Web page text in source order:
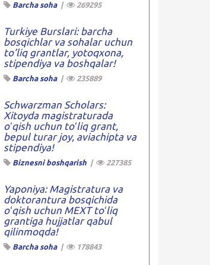
Barcha soha| 269295
Turkiye Burslari: barcha
bosqichlar va sohalar uchun
to’liq grantlar, yotoqxona,
stipendiya va boshqalar!
Barcha soha| 235889
Schwarzman Scholars:
Xitoyda magistraturada
oʻqish uchun toʻliq grant,
bepul turar joy, aviachipta va
stipendiya!
Biznesni boshqarish| 227385
Yaponiya: Magistratura va
doktorantura bosqichida
oʻqish uchun MEXT toʻliq
grantiga hujjatlar qabul
qilinmoqda!
Barcha soha| 178843